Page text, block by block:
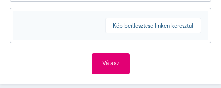
Kép beillesztése linken keresztül
Válasz